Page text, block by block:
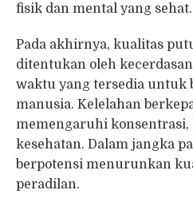
fisik dan mental yang sehat.
Pada akhirnya, kualitas
ditentukan oleh
waktu yang tersedia untuk
manusia. Kelelahan
memengaruhi konsentrasi,
kesehatan. Dalam jangka
berpotensi menurunkan
peradilan.